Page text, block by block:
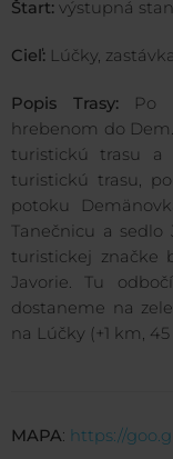
Štart: výstupná
Cieľ: Lúčky, zastávka
Popis Trasy:Po
hrebenom do
turistickú trasu
turistickú trasu,
potoku
Tanečnicu a
turistickej značke
Javorie. Tu
dostaneme na
na Lúčky (+1 km,
MAPA: https://